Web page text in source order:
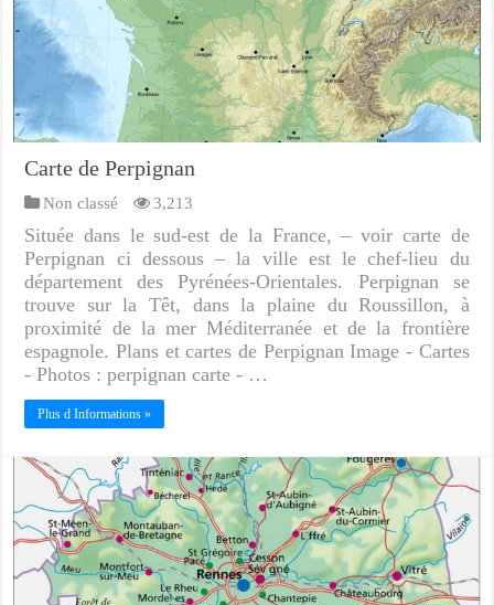
Carte de Perpignan
Non classé 3,213
Située dans le sud-est de la France, – voir carte de
Perpignan ci dessous – la ville est le chef-lieu du
département des Pyrénées-Orientales. Perpignan se
trouve sur la Têt, dans la plaine du Roussillon, à
proximité de la mer Méditerranée et de la frontière
espagnole. Plans et cartes de Perpignan Image - Cartes
- Photos : perpignan carte - …
Plus d Informations »